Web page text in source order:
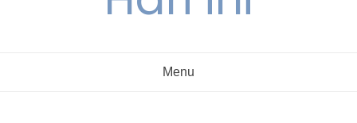
Menu